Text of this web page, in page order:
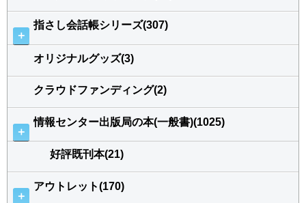
＋
指さし会話帳シリーズ(307)
オリジナルグッズ(3)
クラウドファンディング(2)
＋
情報センター出版局の本(一般書)(1025)
好評既刊本(21)
＋
アウトレット(170)